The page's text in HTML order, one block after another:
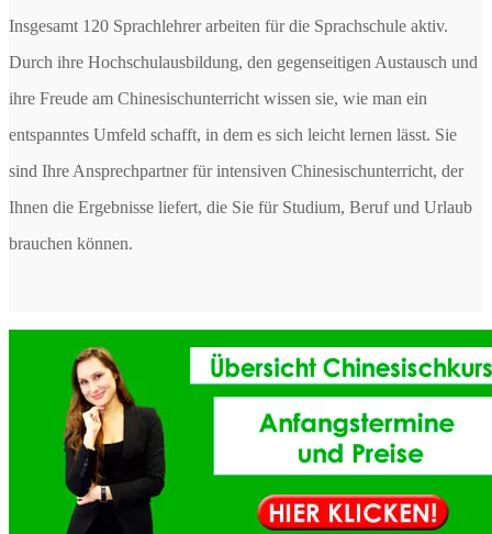
Insgesamt 120 Sprachlehrer arbeiten für die Sprachschule aktiv.
Durch ihre Hochschulausbildung, den gegenseitigen Austausch und
ihre Freude am Chinesischunterricht wissen sie, wie man ein
entspanntes Umfeld schafft, in dem es sich leicht lernen lässt. Sie
sind Ihre Ansprechpartner für intensiven Chinesischunterricht, der
Ihnen die Ergebnisse liefert, die Sie für Studium, Beruf und Urlaub
brauchen können.